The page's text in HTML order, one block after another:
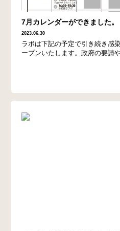
7月カレンダーができました。
2023.06.30
ラボは下記の予定で引き続き感
ープンいたします。政府の要請